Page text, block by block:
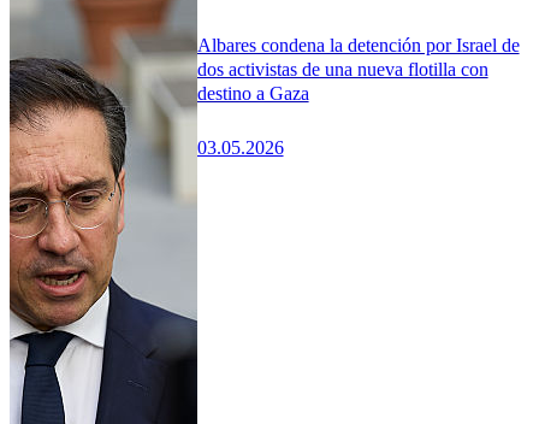
Albares condena la detención por Israel de
dos activistas de una nueva flotilla con
destino a Gaza
03.05.2026